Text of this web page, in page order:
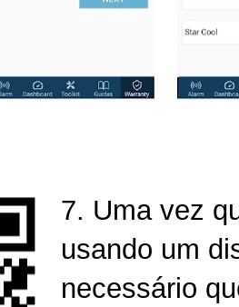
7. Uma vez
usando um
necessário